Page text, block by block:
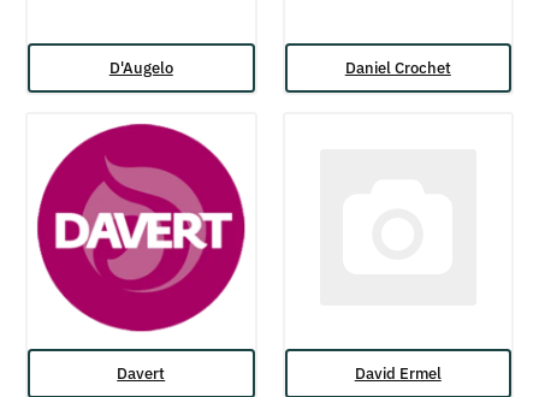
D'Augelo Daniel Crochet
Davert David Ermel